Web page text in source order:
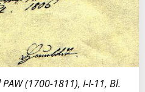
(1700-1811), I-I-11, Bl.